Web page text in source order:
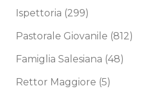
Ispettoria (299)
Pastorale Giovanile (812)
Famiglia Salesiana (48)
Rettor Maggiore (5)